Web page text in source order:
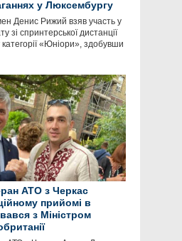
у Люксембургу
Денис Рижий взяв участь у
зі спринтерської дистанції
«Юніори», здобувши
АТО з Черкас
прийомі в
з Міністром